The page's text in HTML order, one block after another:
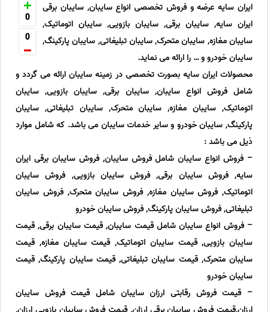
0
0
ایران سایه عرضه و فروش تخصصی انواع سایبان, سایبان برقی
ایران سایه, سایبان برقی, سایبان بازویی, سایبان اتوماتیک,
سایبان مغازه, سایبان متحرک, سایبان تبلیغاتی, سایبان پارکینگ,
سایبان خودرو و … را ارائه می نماید.
محصولات ایران سایه بصورت تخصصی در زمینه سایبان ارائه می گردد و
شامل فروش انواع سایبان, سایبان برقی, سایبان بازویی, سایبان
اتوماتیک, سایبان مغازه, سایبان متحرک, سایبان تبلیغاتی, سایبان
پارکینگ, سایبان خودرو و سایر خدمات سایبان می باشد. که شامل موارد
ذیل می باشد :
– فروش انواع سایبان شامل فروش سایبان, فروش سایبان برقی ایران
سایه, فروش سایبان برقی, فروش سایبان بازویی, فروش سایبان
اتوماتیک, فروش سایبان مغازه, فروش سایبان متحرک, فروش سایبان
تبلیغاتی, فروش سایبان پارکینگ, فروش سایبان خودرو
– فروش انواع سایبان شامل قیمت سایبان, قیمت سایبان برقی, قیمت
سایبان بازویی, قیمت سایبان اتوماتیک, قیمت سایبان مغازه, قیمت
سایبان متحرک, قیمت سایبان تبلیغاتی, قیمت سایبان پارکینگ, قیمت
سایبان خودرو
– قیمت فروش رقابتی ارزان سایبان شامل قیمت فروش سایبان